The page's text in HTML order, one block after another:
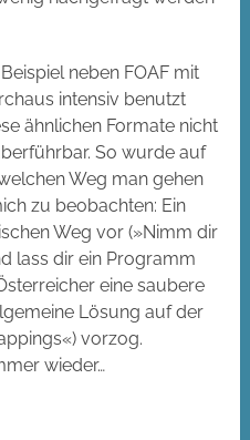
neben FOAF mit
intensiv benutzt
ähnlichen Formate nicht
So wurde auf
Weg man gehen
zu beobachten: Ein
Weg vor (»Nimm dir
lass dir ein Programm
eine saubere
Lösung auf der
vorzog.
wieder…